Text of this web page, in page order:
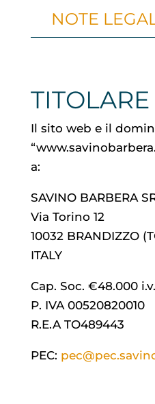
NOTE
Il sito web e il
a:
SAVINO BARBERA
Via Torino 12
10032 BRANDIZZO
ITALY
Cap. Soc. €48.000 i.v.
P. IVA 00520820010
R.E.A TO489443
PEC: